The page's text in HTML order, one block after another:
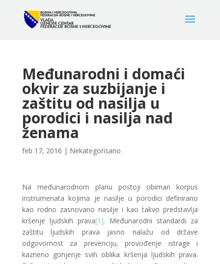
Međunarodni i domaći
okvir za suzbijanje i
zaštitu od nasilja u
porodici i nasilja nad
ženama
feb 17, 2016 | Nekategorisano
Na međunarodnom planu postoji obiman korpus
instrumenata kojima je nasilje u porodici definirano
kao rodno zasnovano nasilje i kao takvo predstavlja
kršenje ljudskih prava[1]. Međunarodni standardi za
zaštitu ljudskih prava jasno nalažu od države
odgovornost za prevenciju, provođenje istrage i
kazneno gonjenje svih oblika kršenja ljudskih prava.